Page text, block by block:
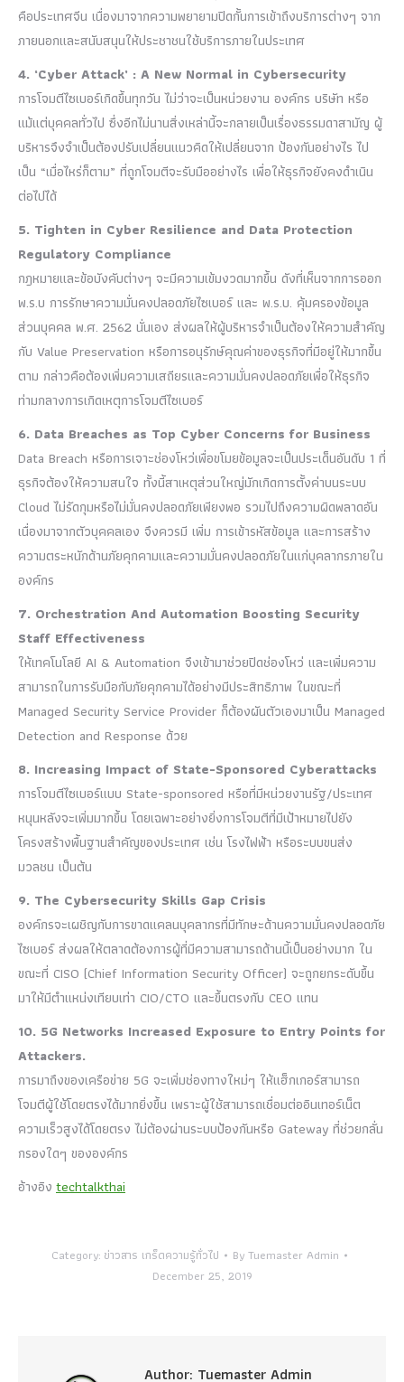
คือประเทศจีน เนื่องมาจากความพยายามปิดกั้นการเข้าถึงบริการต่างๆ จาก
ภายนอกและสนับสนุนให้ประชาชนใช้บริการภายในประเทศ
4. ‘Cyber Attack’ : A New Normal in Cybersecurity
การโจมตีไซเบอร์เกิดขึ้นทุกวัน ไม่ว่าจะเป็นหน่วยงาน องค์กร บริษัท หรือ
แม้แต่บุคคลทั่วไป ซึ่งอีกไม่นานสิ่งเหล่านี้จะกลายเป็นเรื่องธรรมดาสามัญ ผู้
บริหารจึงจำเป็นต้องปรับเปลี่ยนแนวคิดให้เปลี่ยนจาก ป้องกันอย่างไร ไป
เป็น “เมื่อไหร่ก็ตาม” ที่ถูกโจมตีจะรับมืออย่างไร เพื่อให้ธุรกิจยังคงดำเนิน
ต่อไปได้
5. Tighten in Cyber Resilience and Data Protection
Regulatory Compliance
กฎหมายและข้อบังคับต่างๆ จะมีความเข้มงวดมากขึ้น ดังที่เห็นจากการออก
พ.ร.บ การรักษาความมั่นคงปลอดภัยไซเบอร์ และ พ.ร.บ. คุ้มครองข้อมูล
ส่วนบุคคล พ.ศ. 2562 นั่นเอง ส่งผลให้ผู้บริหารจำเป็นต้องให้ความสำคัญ
กับ Value Preservation หรือการอนุรักษ์คุณค่าของธุรกิจที่มีอยู่ให้มากขึ้น
ตาม กล่าวคือต้องเพิ่มความเสถียรและความมั่นคงปลอดภัยเพื่อให้ธุรกิจ
ท่ามกลางการเกิดเหตุการโจมตีไซเบอร์
6. Data Breaches as Top Cyber Concerns for Business
Data Breach หรือการเจาะช่องโหว่เพื่อขโมยข้อมูลจะเป็นประเด็นอันดับ 1 ที่
ธุรกิจต้องให้ความสนใจ ทั้งนี้สาเหตุส่วนใหญ่มักเกิดการตั้งค่าบนระบบ
Cloud ไม่รัดกุมหรือไม่มั่นคงปลอดภัยเพียงพอ รวมไปถึงความผิดพลาดอัน
เนื่องมาจากตัวบุคคลเอง จึงควรมี เพิ่ม การเข้ารหัสข้อมูล และการสร้าง
ความตระหนักด้านภัยคุกคามและความมั่นคงปลอดภัยในแก่บุคลากรภายใน
องค์กร
7. Orchestration And Automation Boosting Security
Staff Effectiveness
ให้เทคโนโลยี AI & Automation จึงเข้ามาช่วยปิดช่องโหว่ และเพิ่มความ
สามารถในการรับมือกับภัยคุกคามได้อย่างมีประสิทธิภาพ ในขณะที่
Managed Security Service Provider ก็ต้องผันตัวเองมาเป็น Managed
Detection and Response ด้วย
8. Increasing Impact of State-Sponsored Cyberattacks
การโจมตีไซเบอร์แบบ State-sponsored หรือที่มีหน่วยงานรัฐ/ประเทศ
หนุนหลังจะเพิ่มมากขึ้น โดยเฉพาะอย่างยิ่งการโจมตีที่มีเป้าหมายไปยัง
โครงสร้างพื้นฐานสำคัญของประเทศ เช่น โรงไฟฟ้า หรือระบบขนส่ง
มวลชน เป็นต้น
9. The Cybersecurity Skills Gap Crisis
องค์กรจะเผชิญกับการขาดแคลนบุคลากรที่มีทักษะด้านความมั่นคงปลอดภัย
ไซเบอร์ ส่งผลให้ตลาดต้องการผู้ที่มีความสามารถด้านนี้เป็นอย่างมาก ใน
ขณะที่ CISO (Chief Information Security Officer) จะถูกยกระดับขึ้น
มาให้มีตำแหน่งเทียบเท่า CIO/CTO และขึ้นตรงกับ CEO แทน
10. 5G Networks Increased Exposure to Entry Points for
Attackers.
การมาถึงของเครือข่าย 5G จะเพิ่มช่องทางใหม่ๆ ให้แฮ็กเกอร์สามารถ
โจมตีผู้ใช้โดยตรงได้มากยิ่งขึ้น เพราะผู้ใช้สามารถเชื่อมต่ออินเทอร์เน็ต
ความเร็วสูงได้โดยตรง ไม่ต้องผ่านระบบป้องกันหรือ Gateway ที่ช่วยกลั่น
กรองใดๆ ขององค์กร
อ้างอิง techtalkthai
Category: ข่าวสาร เกร็ดความรู้ทั่วไป ByTuemaster Admin
December 25, 2019
Author: Tuemaster Admin